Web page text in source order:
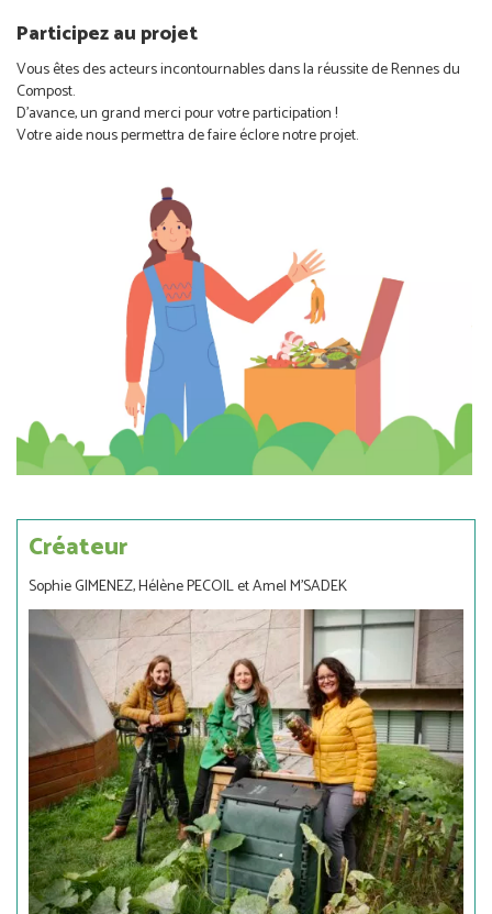
Participez au projet
Vous êtes des acteurs incontournables dans la réussite de Rennes du
Compost.
D’avance, un grand merci pour votre participation !
Votre aide nous permettra de faire éclore notre projet.
Créateur
Sophie GIMENEZ, Hélène PECOIL et Amel M'SADEK